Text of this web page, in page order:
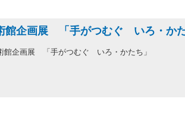
館企画展 「手がつむぐ いろ・か
館企画展 「手がつむぐ いろ・かたち」